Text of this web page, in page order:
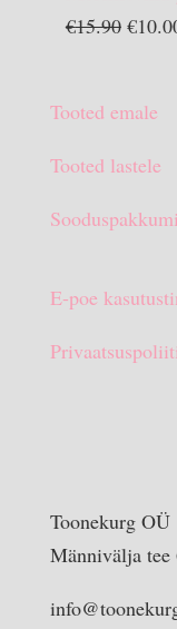
€15.90 Algne
€15.90.
€
Tooted emale
Tooted lastele
E-poe
Toonekurg OÜ
Männivälja tee